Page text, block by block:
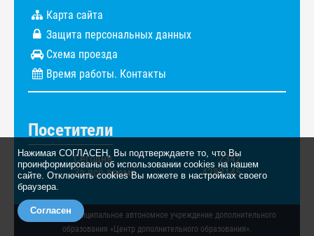
Нажимая СОГЛАСЕН, Вы подтверждаете то, что Вы
проинформированы об использовании cookies на нашем
сайте. Отключить cookies Вы можете в настройках своего
браузера.
Согласен
Карта сайта
Защита персональных данных
Схема проезда
Время работы. Контакты
Посетители
Сегодня
2342
За всё время
4282145
© 2026. Муниципальное автономное учреждение дополнительного
образования «Центр дополнительного образования».